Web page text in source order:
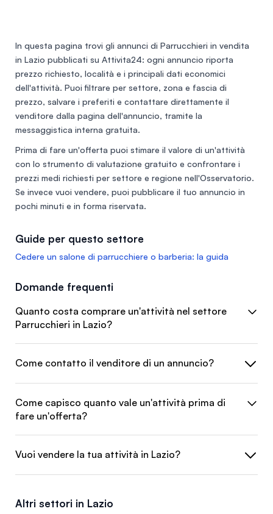
In questa pagina trovi gli annunci di Parrucchieri in vendita
in Lazio pubblicati su Attivita24: ogni annuncio riporta
prezzo richiesto, località e i principali dati economici
dell'attività. Puoi filtrare per settore, zona e fascia di
prezzo, salvare i preferiti e contattare direttamente il
venditore dalla pagina dell'annuncio, tramite la
messaggistica interna gratuita.
Prima di fare un'offerta puoi stimare il valore di un'attività
con lo strumento di valutazione gratuito e confrontare i
prezzi medi richiesti per settore e regione nell'Osservatorio.
Se invece vuoi vendere, puoi pubblicare il tuo annuncio in
pochi minuti e in forma riservata.
Guide per questo settore
Cedere un salone di parrucchiere o barberia: la guida
Domande frequenti
Quanto costa comprare un'attività nel settore
Parrucchieri in Lazio?
Come contatto il venditore di un annuncio?
Come capisco quanto vale un'attività prima di
fare un'offerta?
Vuoi vendere la tua attività in Lazio?
Altri settori in Lazio